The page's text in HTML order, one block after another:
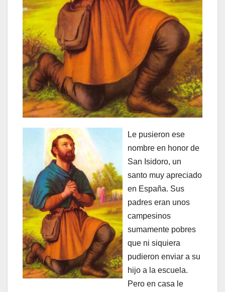
Le pusieron ese
nombre en honor de
San Isidoro, un
santo muy apreciado
en España. Sus
padres eran unos
campesinos
sumamente pobres
que ni siquiera
pudieron enviar a su
hijo a la escuela.
Pero en casa le